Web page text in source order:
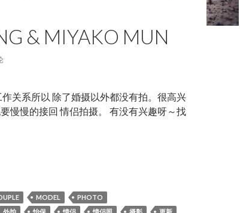
& MIYAKO MUN
关系所以 除了婚摄以外都没有拍。很高兴
慢慢的接回 情侣拍摄。 有没有兴趣呀～找
Mun
MODEL
PHOTO